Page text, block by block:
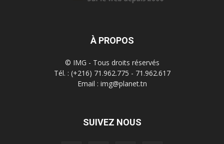
À PROPOS
© IMG - Tous droits réservés
Tél. : (+216) 71.962.775 - 71.962.617
Email : img@planet.tn
SUIVEZ NOUS